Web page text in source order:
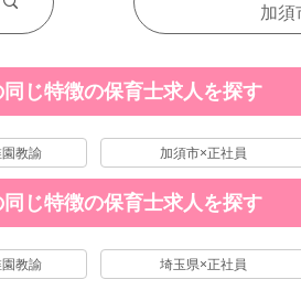
加須
じ特徴の保育士求人を探す
教諭 加須市×正社員
じ特徴の保育士求人を探す
教諭 埼玉県×正社員